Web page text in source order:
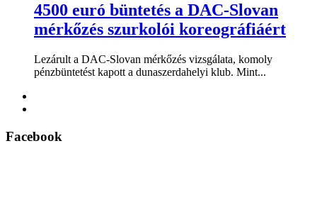
4500 euró büntetés a DAC-Slovan
mérkőzés szurkolói koreográfiáért
Lezárult a DAC-Slovan mérkőzés vizsgálata, komoly
pénzbüntetést kapott a dunaszerdahelyi klub. Mint...
Facebook